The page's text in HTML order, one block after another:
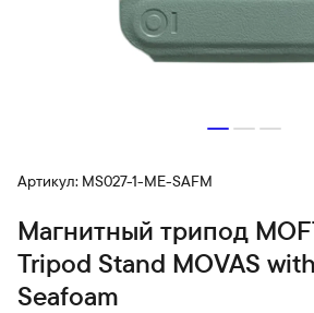
Артикул: MS027-1-ME-SAFM
Магнитный трипод
Tripod Stand MOVAS
Seafoam